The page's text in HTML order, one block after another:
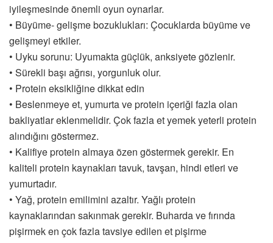
iyileşmesinde önemli oyun oynarlar.
• Büyüme- gelişme bozuklukları: Çocuklarda büyüme ve
gelişmeyi etkiler.
• Uyku sorunu: Uyumakta güçlük, anksiyete gözlenir.
• Sürekli başı ağrısı, yorgunluk olur.
• Protein eksikliğine dikkat edin
• Beslenmeye et, yumurta ve protein içeriği fazla olan
bakliyatlar eklenmelidir. Çok fazla et yemek yeterli protein
alındığını göstermez.
• Kalifiye protein almaya özen göstermek gerekir. En
kaliteli protein kaynakları tavuk, tavşan, hindi etleri ve
yumurtadır.
• Yağ, protein emilimini azaltır. Yağlı protein
kaynaklarından sakınmak gerekir. Buharda ve fırında
pişirmek en çok fazla tavsiye edilen et pişirme